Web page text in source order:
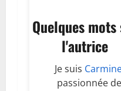
Quelques
l'autrice
Je suis
passionnée de